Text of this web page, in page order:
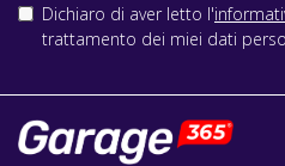
Dichiaro di aver letto l'
trattamento dei miei dati